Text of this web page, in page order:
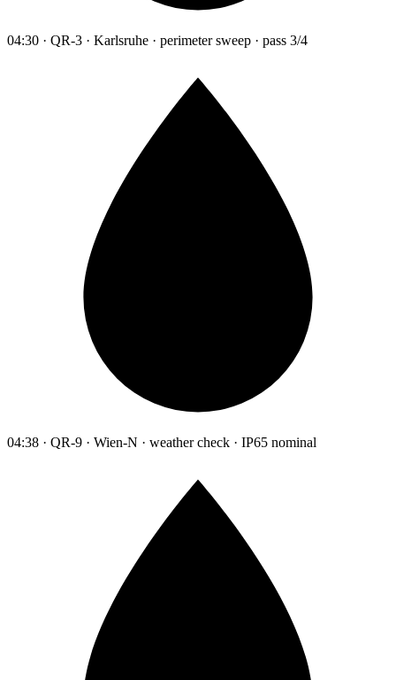
04:30 · QR-3 · Karlsruhe · perimeter sweep · pass 3/4
04:38 · QR-9 · Wien-N · weather check · IP65 nominal